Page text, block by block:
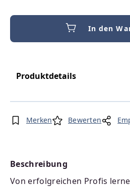
In den
Produktdetails
Merken Bewerten
Beschreibung
Von erfolgreichen Profis